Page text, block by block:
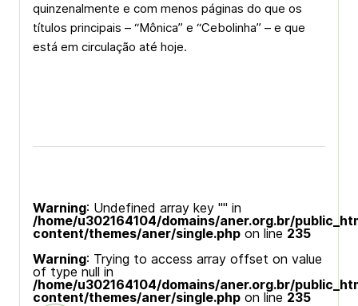
quinzenalmente e com menos páginas do que os
títulos principais – “Mônica” e “Cebolinha” – e que
está em circulação até hoje.
Warning: Undefined array key "" in
/home/u302164104/domains/aner.org.br/
content/themes/aner/single.php on line 235
Warning: Trying to access array offset on value
of type null in
/home/u302164104/domains/aner.org.br/
content/themes/aner/single.php on line 235